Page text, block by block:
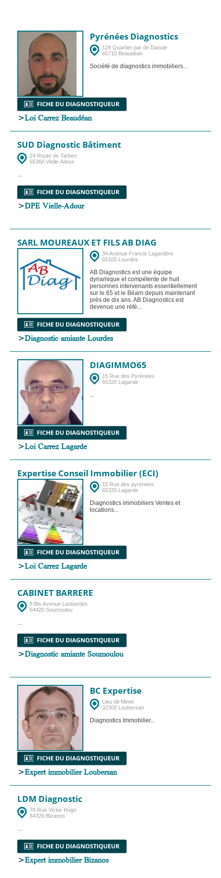
Pyrénées Diagnostics
129 Quartier par de Daoule
65710 Beaudéan
Société de diagnostics immobiliers...
>Loi Carrez Beaudéan
SUD Diagnostic Bâtiment
24 Route de Tarbes
65360 Vielle-Adour
...
>DPE Vielle-Adour
SARL MOUREAUX ET FILS AB DIAG
34 Avenue Francis Lagardère
65100 Lourdes
AB Diagnostics est une équipe
dynamique et compétente de huit
personnes intervenants essentiellement
sur le 65 et le Béarn depuis maintenant
près de dix ans. AB Diagnostics est
devenue une réfé...
>Diagnostic amiante Lourdes
DIAGIMMO65
15 Rue des Pyrénées
65320 Lagarde
...
>Loi Carrez Lagarde
Expertise Conseil Immobilier (ECI)
15 Rue des pyrénées
65320 Lagarde
Diagnostics immobiliers Ventes et
locations...
>Loi Carrez Lagarde
CABINET BARRERE
8 Bis Avenue Lasbordes
64420 Soumoulou
...
>Diagnostic amiante Soumoulou
BC Expertise
Lieu-dit Minet
32300 Loubersan
Diagnostics Immobilier...
>Expert immobilier Loubersan
LDM Diagnostic
78 Rue Victor Hugo
64320 Bizanos
...
>Expert immobilier Bizanos